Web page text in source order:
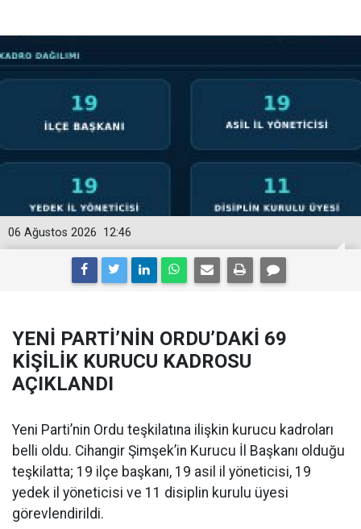
12:46
06 Ağustos 2026
YENİ PARTİ’NİN ORDU’DAKİ 69
KİŞİLİK KURUCU KADROSU
AÇIKLANDI
Yeni Parti’nin Ordu teşkilatına ilişkin kurucu kadroları
belli oldu. Cihangir Şimşek’in Kurucu İl Başkanı olduğu
teşkilatta; 19 ilçe başkanı, 19 asil il yöneticisi, 19
yedek il yöneticisi ve 11 disiplin kurulu üyesi
görevlendirildi.